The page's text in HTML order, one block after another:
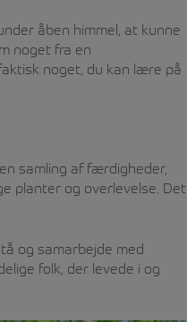
åben himmel, at kunne
noget fra en
noget, du kan lære på
samling af færdigheder,
planter og overlevelse. Det
og samarbejde med
folk, der levede i og